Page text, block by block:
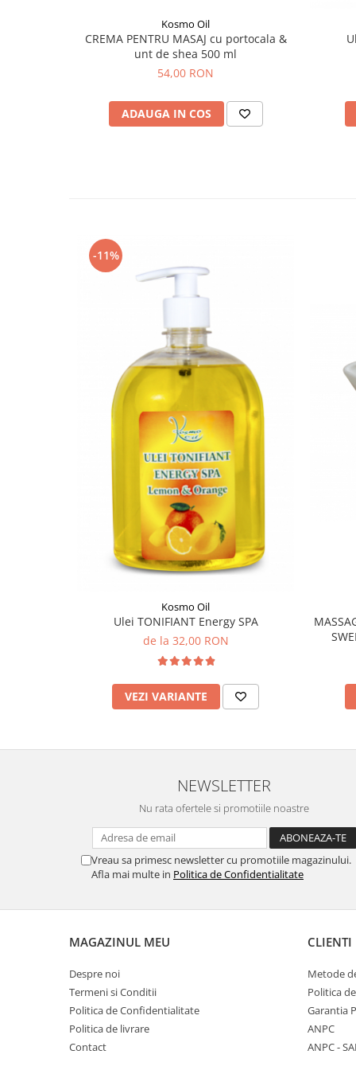
Kosmo Oil
CREMA PENTRU MASAJ cu portocala &
unt de shea 500 ml
54,00 RON
ADAUGA IN COS
-11%
Kosmo Oil
Ulei TONIFIANT Energy SPA
de la 32,00 RON
VEZI VARIANTE
NEWSLETTER
Nu rata ofertele si promotiile noastre
Vreau sa primesc newsletter cu promotiile magazinului.
Afla mai multe in Politica de Confidentialitate
MAGAZINUL MEU
Despre noi
Termeni si Conditii
Politica de Confidentialitate
Politica de livrare
Contact
CLIENTI
Metode
Politica
Garantia
ANPC
ANPC -